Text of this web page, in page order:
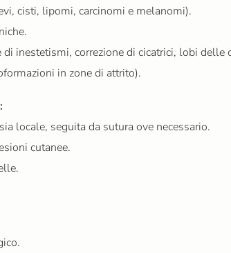
cisti, lipomi, carcinomi e melanomi).
inestetismi, correzione di cicatrici, lobi delle
in zone di attrito).
locale, seguita da sutura ove necessario.
cutanee.